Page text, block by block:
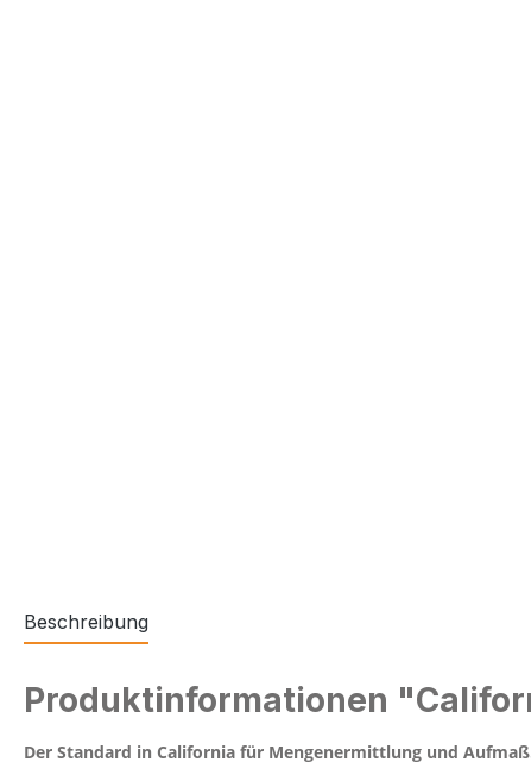
Beschreibung
Produktinformationen
Der Standard in California für Mengenermittlung und